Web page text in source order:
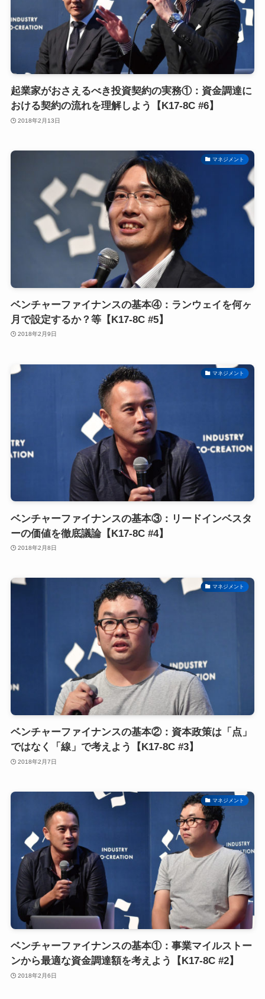
起業家がおさえるべき投資契約の実務①：資金調達に
おける契約の流れを理解しよう【K17-8C #6】
2018年2月13日
マネジメント
ベンチャーファイナンスの基本④：ランウェイを何ヶ
月で設定するか？等【K17-8C #5】
2018年2月9日
マネジメント
ベンチャーファイナンスの基本③：リードインベスタ
ーの価値を徹底議論【K17-8C #4】
2018年2月8日
マネジメント
ベンチャーファイナンスの基本②：資本政策は「点」
ではなく「線」で考えよう【K17-8C #3】
2018年2月7日
マネジメント
ベンチャーファイナンスの基本①：事業マイルストー
ンから最適な資金調達額を考えよう【K17-8C #2】
2018年2月6日